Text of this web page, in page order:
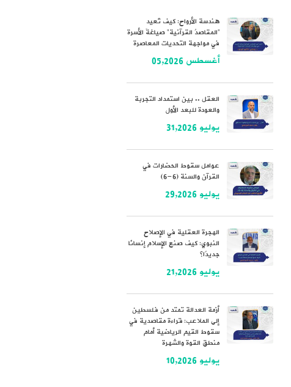
هندسة الأرواح: كيف تُعيد
“المقاصدُ القرآنية” صياغةَ الأسرة
في مواجهة التحديات المعاصرة
أغسطس 05,2026
العقل .. بين استمداد التجربة
والعودة للبعد الأول
يوليو 31,2026
عوامل سقوط الحضارات في
القرآن والسنة (6-6)
يوليو 29,2026
الهجرة العقلية في الإصلاح
النبوي: كيف صنع الإسلام إنسانًا
جديدًا؟
يوليو 21,2026
أزمة العدالة تمتد من فلسطين
إلى الملاعب: قراءة مقاصدية في
سقوط القيم الرياضية أمام
منطق القوة والشهرة
يوليو 10,2026